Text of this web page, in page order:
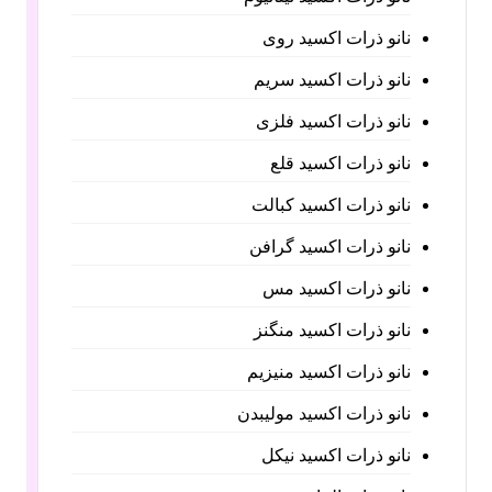
نانو ذرات اکسید روی
نانو ذرات اکسید سریم
نانو ذرات اکسید فلزی
نانو ذرات اکسید قلع
نانو ذرات اکسید کبالت
نانو ذرات اکسید گرافن
نانو ذرات اکسید مس
نانو ذرات اکسید منگنز
نانو ذرات اکسید منیزیم
نانو ذرات اکسید مولیبدن
نانو ذرات اکسید نیکل